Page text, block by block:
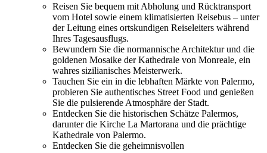
Reisen Sie bequem mit Abholung und Rücktransport
vom Hotel sowie einem klimatisierten Reisebus – unter
der Leitung eines ortskundigen Reiseleiters während
Ihres Tagesausflugs.
Bewundern Sie die normannische Architektur und die
goldenen Mosaike der Kathedrale von Monreale, ein
wahres sizilianisches Meisterwerk.
Tauchen Sie ein in die lebhaften Märkte von Palermo,
probieren Sie authentisches Street Food und genießen
Sie die pulsierende Atmosphäre der Stadt.
Entdecken Sie die historischen Schätze Palermos,
darunter die Kirche La Martorana und die prächtige
Kathedrale von Palermo.
Entdecken Sie die geheimnisvollen